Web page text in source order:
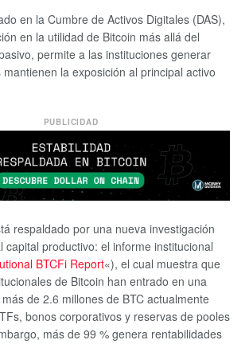
en la Cumbre de Activos Digitales (DAS),
en la utilidad de Bitcoin más allá del
permite a las instituciones generar
la exposición al principal activo
PUBLICIDAD
respaldado por una nueva investigación
capital productivo: el informe institucional
BTCFi Report«), el cual muestra que
de Bitcoin han entrado en una
de 2.6 millones de BTC actualmente
bonos corporativos y reservas de pooles
más de 99 % genera rentabilidades